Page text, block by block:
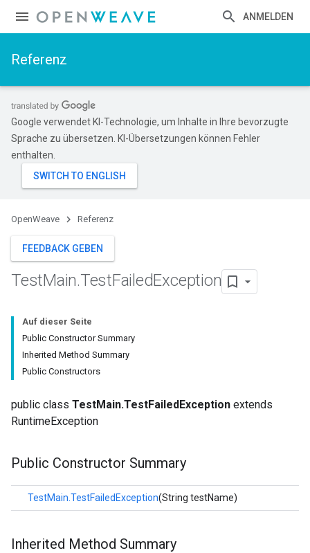
ANMELDEN
Referenz
Google verwendet KI-Technologie, um Inhalte in Ihre bevorzugte
Sprache zu übersetzen. KI-Übersetzungen können Fehler
enthalten.
OpenWeave Referenz
FEEDBACK GEBEN
TestMain.TestFailedException
Auf dieser Seite
Public Constructor Summary
Inherited Method Summary
Public Constructors
public class TestMain.TestFailedException extends
RuntimeException
Public Constructor Summary
TestMain.TestFailedException(String testName)
Inherited Method Summary